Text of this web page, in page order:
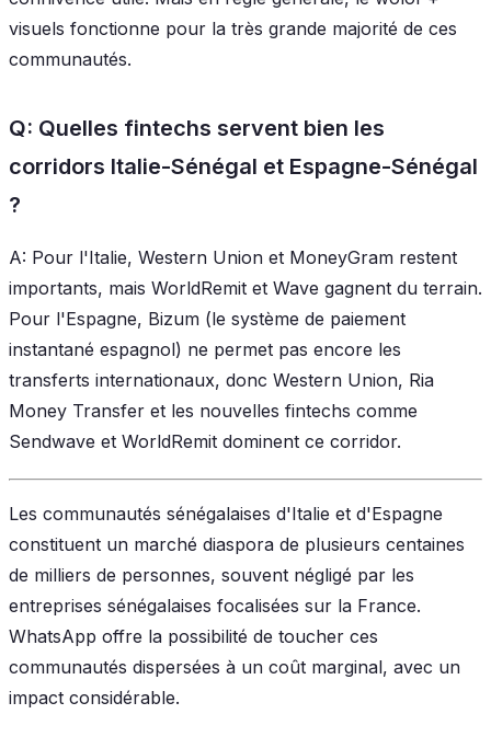
visuels fonctionne pour la très grande majorité de ces
communautés.
Q: Quelles fintechs servent bien les
corridors Italie-Sénégal et Espagne-Sénégal
?
A: Pour l'Italie, Western Union et MoneyGram restent
importants, mais WorldRemit et Wave gagnent du terrain.
Pour l'Espagne, Bizum (le système de paiement
instantané espagnol) ne permet pas encore les
transferts internationaux, donc Western Union, Ria
Money Transfer et les nouvelles fintechs comme
Sendwave et WorldRemit dominent ce corridor.
Les communautés sénégalaises d'Italie et d'Espagne
constituent un marché diaspora de plusieurs centaines
de milliers de personnes, souvent négligé par les
entreprises sénégalaises focalisées sur la France.
WhatsApp offre la possibilité de toucher ces
communautés dispersées à un coût marginal, avec un
impact considérable.